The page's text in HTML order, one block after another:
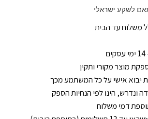
לשקע ישראלי
משלוח עד הבית
מוצר מקורי ותקין
יבוא אישי על כל המשתמע מכך
ונדרש, הינו לפי הנחיות הספק
דמי משלוח